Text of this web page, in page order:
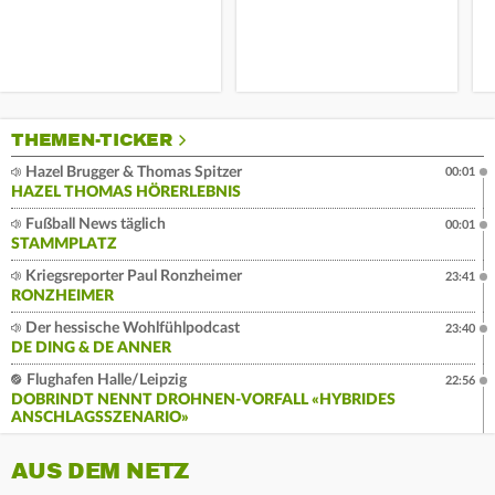
THEMEN-TICKER
Hazel Brugger & Thomas Spitzer
HAZEL THOMAS HÖRERLEBNIS
00:01
Fußball News täglich
STAMMPLATZ
00:01
Kriegsreporter Paul Ronzheimer
RONZHEIMER
23:41
Der hessische Wohlfühlpodcast
DE DING & DE ANNER
23:40
Flughafen Halle/Leipzig
DOBRINDT NENNT DROHNEN-VORFALL «HYBRIDES
ANSCHLAGSSZENARIO»
22:56
AUS DEM NETZ